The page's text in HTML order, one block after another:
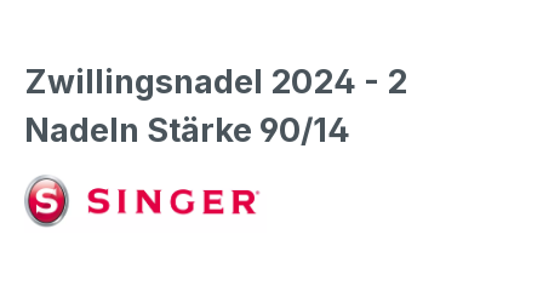
Zwillingsnadel 2024 - 2
Nadeln Stärke 90/14